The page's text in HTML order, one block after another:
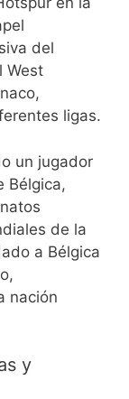
del
West
ligas.
un jugador
Bélgica,
de la
a Bélgica
nación
y